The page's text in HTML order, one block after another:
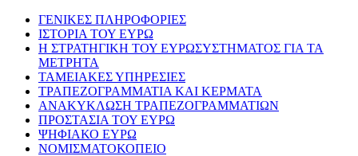
ΓΕΝΙΚΕΣ ΠΛΗΡΟΦΟΡΙΕΣ
ΙΣΤΟΡΙΑ ΤΟΥ ΕΥΡΩ
Η ΣΤΡΑΤΗΓΙΚΗ ΤΟΥ ΕΥΡΩΣΥΣΤΗΜΑΤΟΣ ΓΙΑ ΤΑ
ΜΕΤΡΗΤΑ
ΤΑΜΕΙΑΚΕΣ ΥΠΗΡΕΣΙΕΣ
ΤΡΑΠΕΖΟΓΡΑΜΜΑΤΙΑ ΚΑΙ ΚΕΡΜΑΤΑ
ΑΝΑΚΥΚΛΩΣΗ ΤΡΑΠΕΖΟΓΡΑΜΜΑΤΙΩΝ
ΠΡΟΣΤΑΣΙΑ ΤΟΥ ΕΥΡΩ
ΨΗΦΙΑΚΟ ΕΥΡΩ
ΝΟΜΙΣΜΑΤΟΚΟΠΕΙΟ